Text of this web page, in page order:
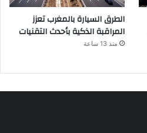
الطرق السيارة بالمغرب تعزز
المراقبة الذكية بأحدث التقنيات
منذ 13 ساعة